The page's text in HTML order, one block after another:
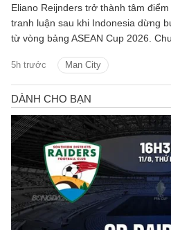
5h trước Man City
Eliano Reijnders trở thành tâm điểm
tranh luận sau khi Indonesia dừng
từ vòng bảng ASEAN Cup 2026.
với tên Bung Towel, công khai đánh
gay gắt màn trình diễn của cầu thủ